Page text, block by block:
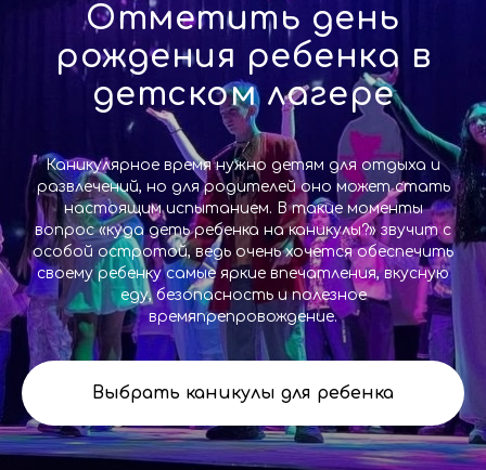
Отметить день
рождения ребенка в
детском лагере
Каникулярное время нужно детям для отдыха и
развлечений, но для родителей оно может стать
настоящим испытанием. В такие моменты
вопрос «куда деть ребенка на каникулы?» звучит с
особой остротой, ведь очень хочется обеспечить
своему ребенку самые яркие впечатления, вкусную
еду, безопасность и полезное
времяпрепровождение.
Выбрать каникулы для ребенка